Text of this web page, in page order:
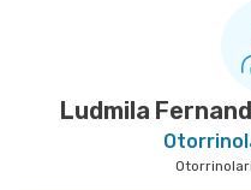
Ludmila